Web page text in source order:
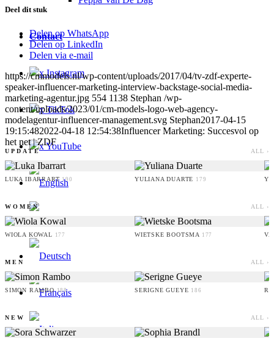
Contact
x Instagram
x TikTok
x YouTube
Deel dit stuk
Delen op WhatsApp
Delen op LinkedIn
Delen via e-mail
https://cmmodels.nl/wp-content/uploads/2017/04/tv-zdf-experte-
speaker-influencer-marketing-interview-backstage-social-media-
marketing-agentur.jpg 554 1138 Stephan /wp-
content/uploads/2023/01/cm-models-logo-web-agency-
modelagentur-influencer-management.svg Stephan2017-04-15
19:15:482022-04-18 12:54:38Influencer Marketing: Succesvol op
het net | ZDF
UPDATE ALL ›
LUKA IBARRART 190 YULIANA DUARTE 179
WOMEN ALL ›
WIOLA KOWAL 177 WIETSKE BOOTSMA 177
MEN ALL ›
SIMON RAMBO 188 SERIGNE GUEYE 186
NEW ALL ›